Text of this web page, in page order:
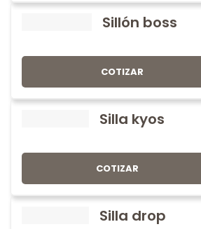
Sillón boss
COTIZAR
Silla kyos
COTIZAR
Silla drop